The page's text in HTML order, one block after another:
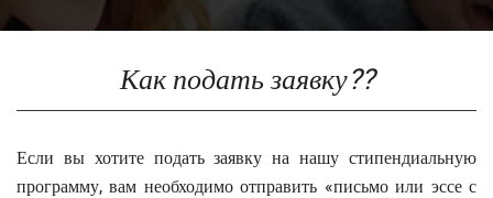
Как подать заявку??
Если вы хотите подать заявку на нашу стипендиальную
программу, вам необходимо отправить «письмо или эссе с